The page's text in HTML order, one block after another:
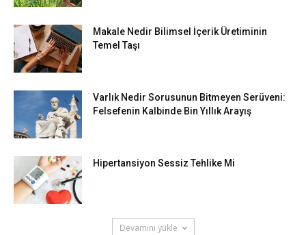
Makale Nedir Bilimsel İçerik Üretiminin
Temel Taşı
Varlık Nedir Sorusunun Bitmeyen Serüveni:
Felsefenin Kalbinde Bin Yıllık Arayış
Hipertansiyon Sessiz Tehlike Mi
Devamını yükle